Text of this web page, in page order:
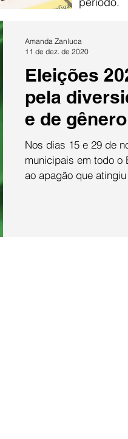
Eleições
pela
e de gênero
Nos dias 15 e 29 de
municipais em todo o
ao apagão que
Amanda Zanluca
11 de dez. de 2020